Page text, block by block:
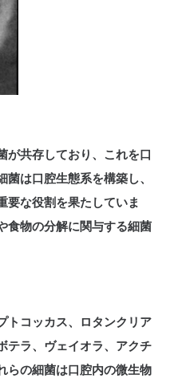
が共存しており、これを口
は口腔生態系を構築し、
要な役割を果たしていま
食物の分解に関与する細菌
トコッカス、ロタンクリア
テラ、ヴェイオラ、アクチ
らの細菌は口腔内の微生物